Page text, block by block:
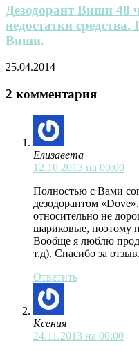
Дезодорант Виши 48
недостатки
Виши.
25.04.2014
2 комментария
Елизавета
12.10.2013 на 00:00
Полностью с Вами
дезодорантом
относительно не
шариковые, поэтому
Вообще я люблю
т.д). Спасибо за отзыв.
Ответить
Ксения
24.11.2013 на 00:00